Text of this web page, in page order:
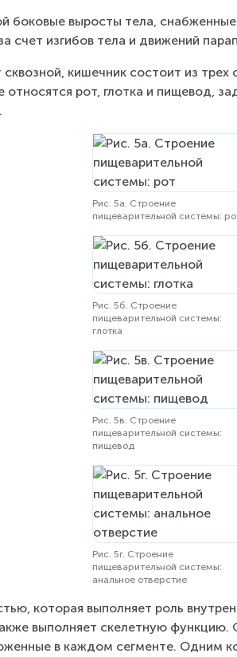
бо­ко­вые вы­ро­сты тела,
счет из­ги­бов тела и дви­же­ний
ки­шеч­ник со­сто­ит из
от­но­сят­ся рот, глот­ка и пи­ще­вод,
Рис. 5а. Строение
пищеварительной системы:
Рис. 5б. Строение
пищеварительной системы:
глотка
Рис. 5в. Строение
пищеварительной системы:
пищевод
Рис. 5г. Строение
пищеварительной системы:
анальное отверстие
ко­то­рая вы­пол­ня­ет роль
вы­пол­ня­ет ске­лет­ную
в каж­дом сег­мен­те. Одним